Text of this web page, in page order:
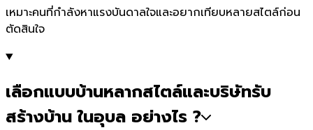
เหมาะคนที่กำลังหาแรงบันดาลใจและอยากเทียบหลายสไตล์ก่อน
ตัดสินใจ
เลือกแบบบ้านหลากสไตล์และบริษัทรับ
สร้างบ้าน ในอุบล อย่างไร ?